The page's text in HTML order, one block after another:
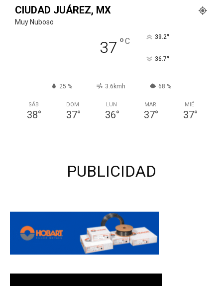
CIUDAD JUÁREZ, MX
Muy Nuboso
37 °C 39.2°
36.7°
25 % 3.6kmh 68 %
SÁB
38°
DOM
37°
LUN
36°
MAR
37°
MIÉ
37°
PUBLICIDAD